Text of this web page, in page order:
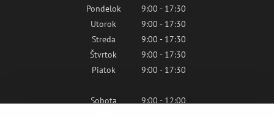
Pondelok
9:00 - 17:30
Utorok
9:00 - 17:30
Streda
9:00 - 17:30
Štvrtok
9:00 - 17:30
Piatok
9:00 - 17:30
Sobota
9:00 - 12:00